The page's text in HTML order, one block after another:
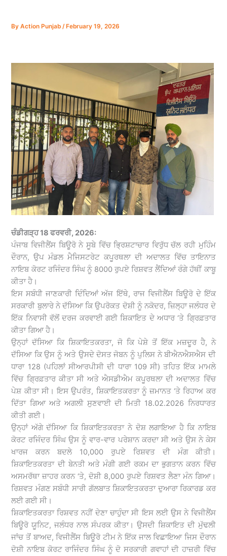
ByAction Punjab/ February 19, 2026
ਚੰਡੀਗੜ੍ਹ 18 ਫਰਵਰੀ, 2026:
ਪੰਜਾਬ ਵਿਜੀਲੈਂਸ ਬਿਊਰੋ ਨੇ ਸੂਬੇ ਵਿੱਚ ਭ੍ਰਿਸ਼ਟਾਚਾਰ ਵਿਰੁੱਧ ਚੱਲ ਰਹੀ ਮੁਹਿੰਮ
ਦੌਰਾਨ, ਉਪ ਮੰਡਲ ਮੈਜਿਸਟਰੇਟ ਕਪੂਰਥਲਾ ਦੀ ਅਦਾਲਤ ਵਿੱਚ ਤਾਇਨਾਤ
ਨਾਇਬ ਕੋਰਟ ਰਜਿੰਦਰ ਸਿੰਘ ਨੂੰ 8000 ਰੁਪਏ ਰਿਸ਼ਵਤ ਲੈਂਦਿਆਂ ਰੰਗੇ ਹੱਥੀਂ ਕਾਬੂ
ਕੀਤਾ ਹੈ।
ਇਸ ਸਬੰਧੀ ਜਾਣਕਾਰੀ ਦਿੰਦਿਆਂ ਅੱਜ ਇੱਥੇ, ਰਾਜ ਵਿਜੀਲੈਂਸ ਬਿਊਰੋ ਦੇ ਇੱਕ
ਸਰਕਾਰੀ ਬੁਲਾਰੇ ਨੇ ਦੱਸਿਆ ਕਿ ਉਪਰੋਕਤ ਦੋਸ਼ੀ ਨੂੰ ਨਕੋਦਰ, ਜ਼ਿਲ੍ਹਾ ਜਲੰਧਰ ਦੇ
ਇੱਕ ਨਿਵਾਸੀ ਵੱਲੋਂ ਦਰਜ ਕਰਵਾਈ ਗਈ ਸ਼ਿਕਾਇਤ ਦੇ ਅਧਾਰ ‘ਤੇ ਗ੍ਰਿਫ਼ਤਾਰ
ਕੀਤਾ ਗਿਆ ਹੈ।
ਉਨ੍ਹਾਂ ਦੱਸਿਆ ਕਿ ਸ਼ਿਕਾਇਤਕਰਤਾ, ਜੋ ਕਿ ਪੇਸ਼ੇ ਤੋਂ ਇੱਕ ਮਜ਼ਦੂਰ ਹੈ, ਨੇ
ਦੱਸਿਆ ਕਿ ਉਸ ਨੂੰ ਅਤੇ ਉਸਦੇ ਦੋਸਤ ਜੋਬਨ ਨੂੰ ਪੁਲਿਸ ਨੇ ਬੀਐਨਐਸਐਸ ਦੀ
ਧਾਰਾ 128 (ਪਹਿਲਾਂ ਸੀਆਰਪੀਸੀ ਦੀ ਧਾਰਾ 109 ਸੀ) ਤਹਿਤ ਇੱਕ ਮਾਮਲੇ
ਵਿੱਚ ਗ੍ਰਿਫ਼ਤਾਰ ਕੀਤਾ ਸੀ ਅਤੇ ਐਸਡੀਐਮ ਕਪੂਰਥਲਾ ਦੀ ਅਦਾਲਤ ਵਿੱਚ
ਪੇਸ਼ ਕੀਤਾ ਸੀ। ਇਸ ਉਪਰੰਤ, ਸ਼ਿਕਾਇਤਕਰਤਾ ਨੂੰ ਜ਼ਮਾਨਤ ‘ਤੇ ਰਿਹਾਅ ਕਰ
ਦਿੱਤਾ ਗਿਆ ਅਤੇ ਅਗਲੀ ਸੁਣਵਾਈ ਦੀ ਮਿਤੀ 18.02.2026 ਨਿਰਧਾਰਤ
ਕੀਤੀ ਗਈ।
ਉਨ੍ਹਾਂ ਅੱਗੇ ਦੱਸਿਆ ਕਿ ਸ਼ਿਕਾਇਤਕਰਤਾ ਨੇ ਦੋਸ਼ ਲਗਾਇਆ ਹੈ ਕਿ ਨਾਇਬ
ਕੋਰਟ ਰਜਿੰਦਰ ਸਿੰਘ ਉਸ ਨੂੰ ਵਾਰ-ਵਾਰ ਪਰੇਸ਼ਾਨ ਕਰਦਾ ਸੀ ਅਤੇ ਉਸ ਨੇ ਕੇਸ
ਖਾਰਜ ਕਰਨ ਬਦਲੇ 10,000 ਰੁਪਏ ਰਿਸ਼ਵਤ ਦੀ ਮੰਗ ਕੀਤੀ।
ਸ਼ਿਕਾਇਤਕਰਤਾ ਦੀ ਬੇਨਤੀ ਅਤੇ ਮੰਗੀ ਗਈ ਰਕਮ ਦਾ ਭੁਗਤਾਨ ਕਰਨ ਵਿੱਚ
ਅਸਮਰੱਥਾ ਜ਼ਾਹਰ ਕਰਨ ‘ਤੇ, ਦੋਸ਼ੀ 8,000 ਰੁਪਏ ਰਿਸ਼ਵਤ ਲੈਣਾ ਮੰਨ ਗਿਆ।
ਰਿਸ਼ਵਤ ਮੰਗਣ ਸਬੰਧੀ ਸਾਰੀ ਗੱਲਬਾਤ ਸ਼ਿਕਾਇਤਕਰਤਾ ਦੁਆਰਾ ਰਿਕਾਰਡ ਕਰ
ਲਈ ਗਈ ਸੀ।
ਸ਼ਿਕਾਇਤਕਰਤਾ ਰਿਸ਼ਵਤ ਨਹੀਂ ਦੇਣਾ ਚਾਹੁੰਦਾ ਸੀ ਇਸ ਲਈ ਉਸ ਨੇ ਵਿਜੀਲੈਂਸ
ਬਿਊਰੋ ਯੂਨਿਟ, ਜਲੰਧਰ ਨਾਲ ਸੰਪਰਕ ਕੀਤਾ। ਉਸਦੀ ਸ਼ਿਕਾਇਤ ਦੀ ਮੁੱਢਲੀ
ਜਾਂਚ ਤੋਂ ਬਾਅਦ, ਵਿਜੀਲੈਂਸ ਬਿਊਰੋ ਟੀਮ ਨੇ ਇੱਕ ਜਾਲ ਵਿਛਾਇਆ ਜਿਸ ਦੌਰਾਨ
ਦੋਸ਼ੀ ਨਾਇਬ ਕੋਰਟ ਰਾਜਿੰਦਰ ਸਿੰਘ ਨੂੰ ਦੋ ਸਰਕਾਰੀ ਗਵਾਹਾਂ ਦੀ ਹਾਜ਼ਰੀ ਵਿੱਚ